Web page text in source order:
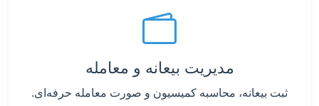
مدیریت بیعانه و معامله
ثبت بیعانه، محاسبه کمیسیون و صورت معامله حرفه‌ای.